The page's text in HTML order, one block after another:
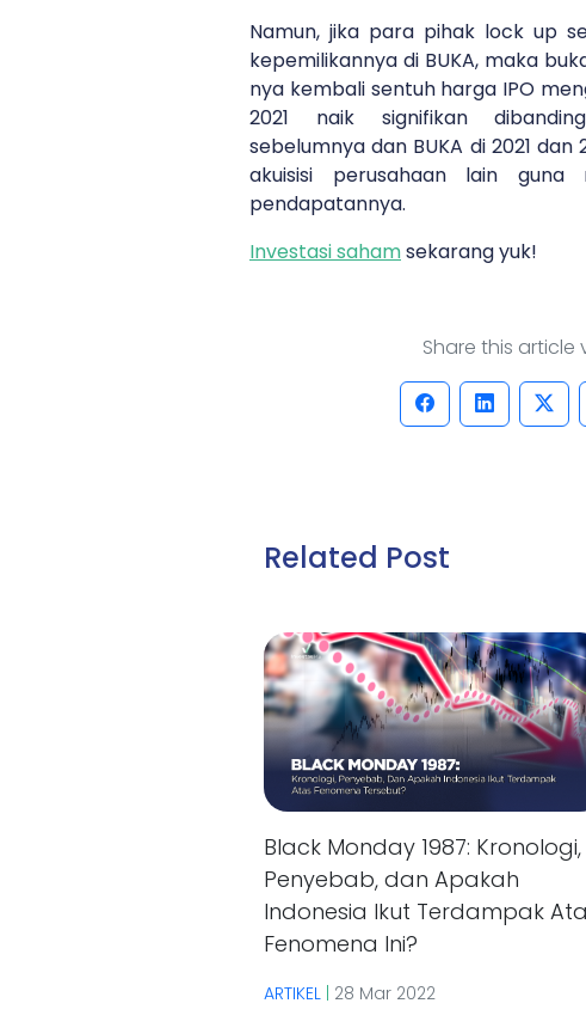
Namun, jika para pihak lock up
kepemilikannya di BUKA, maka
nya kembali sentuh harga IPO
2021 naik signifikan
sebelumnya dan BUKA di 2021 dan
akuisisi perusahaan lain guna
pendapatannya.
Investasi sahamsekarang yuk!
Share this article
Related Post
Black Monday 1987: Kronologi,
Penyebab, dan Apakah
Indonesia Ikut Terdampak
Fenomena Ini?
ARTIKEL 28 Mar 2022